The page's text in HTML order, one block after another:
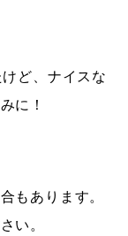
ど、ナイスな
に！
もあります。
い。